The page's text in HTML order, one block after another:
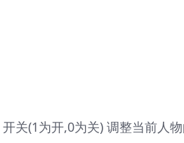
关(1为开,0为关) 调整当前人